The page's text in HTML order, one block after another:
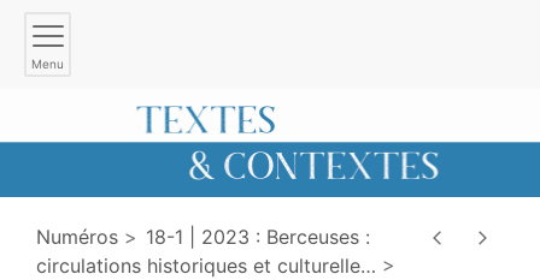
Menu
Numéros
18-1 | 2023 : Berceuses :
circulations historiques et culturelle…